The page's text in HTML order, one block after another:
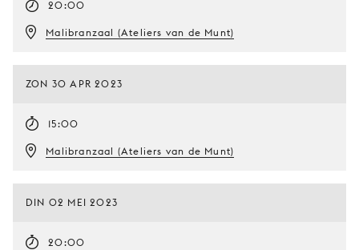
20:00
Malibranzaal (Ateliers van de Munt)
ZON 30 APR 2023
15:00
Malibranzaal (Ateliers van de Munt)
DIN 02 MEI 2023
20:00